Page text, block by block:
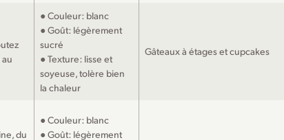
● Couleur: blanc
● Goût: légèrement
sucré
● Texture: lisse et
soyeuse, tolère bien
la chaleur
Gâteaux à étages et cupcakes
du
● Couleur: blanc
● Goût: légèrement